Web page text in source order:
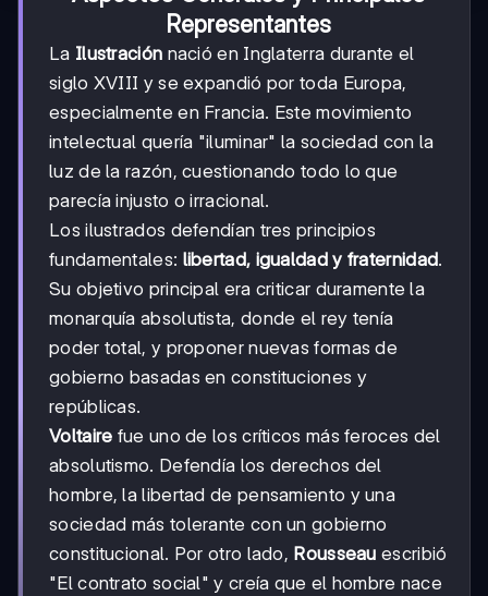
Representantes
La Ilustración nació en Inglaterra durante el
siglo XVIII y se expandió por toda Europa,
especialmente en Francia. Este movimiento
intelectual quería "iluminar" la sociedad con la
luz de la razón, cuestionando todo lo que
parecía injusto o irracional.
Los ilustrados defendían tres principios
fundamentales: libertad, igualdad y fraternidad.
Su objetivo principal era criticar duramente la
monarquía absolutista, donde el rey tenía
poder total, y proponer nuevas formas de
gobierno basadas en constituciones y
repúblicas.
Voltaire fue uno de los críticos más feroces del
absolutismo. Defendía los derechos del
hombre, la libertad de pensamiento y una
sociedad más tolerante con un gobierno
constitucional. Por otro lado, Rousseau escribió
"El contrato social" y creía que el hombre nace